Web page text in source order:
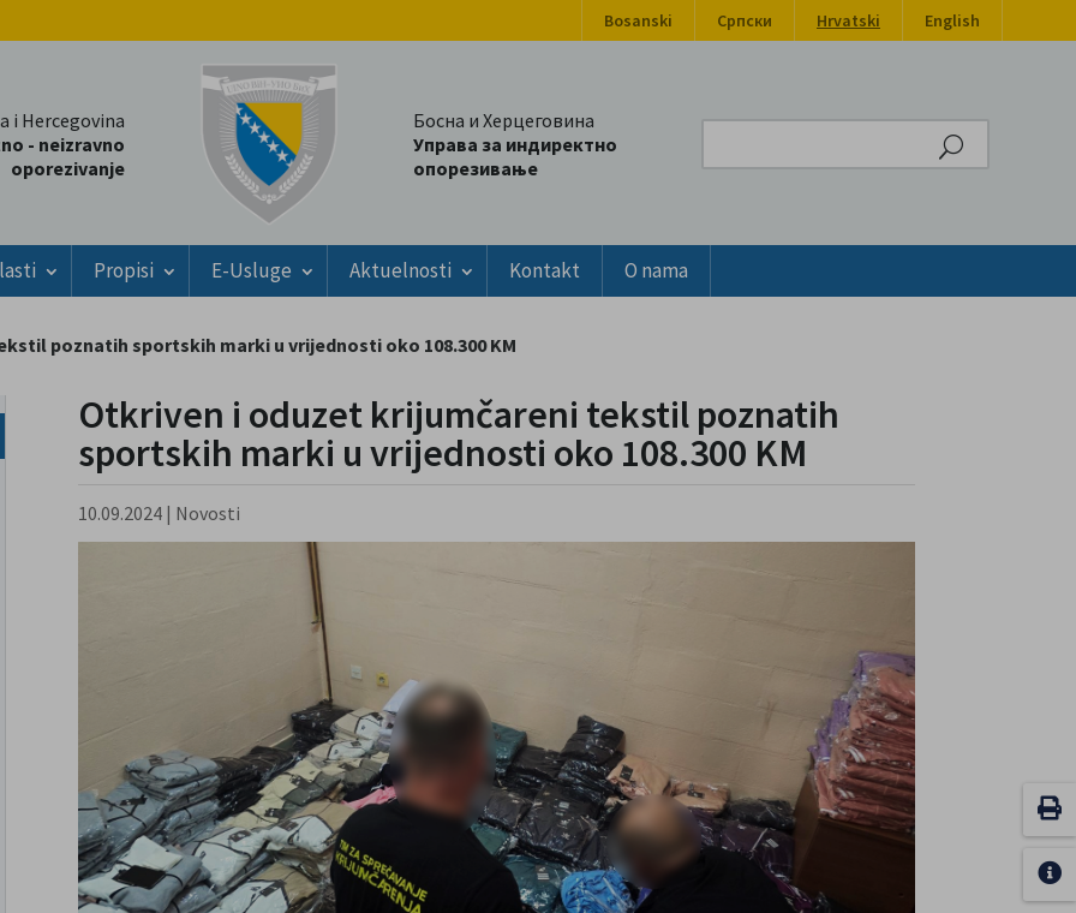
Bosanski Српски Hrvatski English
i Hercegovina
- neizravno
oporezivanje
Босна и Херцеговина
Управа за индиректно
опорезивање
Propisi E-Usluge Aktuelnosti Kontakt O nama
poznatih sportskih marki u vrijednosti oko 108.300 KM
Otkriven i oduzet krijumčareni tekstil poznatih
sportskih marki u vrijednosti oko 108.300 KM
10.09.2024| Novosti